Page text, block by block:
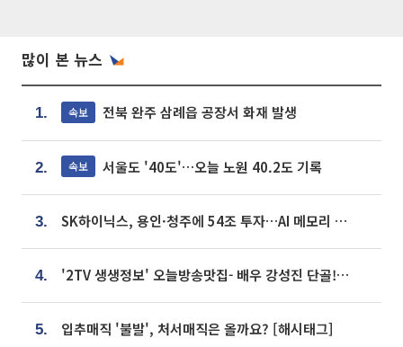
많이 본 뉴스
1. 속보 전북 완주 삼례읍 공장서 화재 발생
2. 속보 서울도 '40도'…오늘 노원 40.2도 기록
3. SK하이닉스, 용인·청주에 54조 투자…AI 메모리 생산기지 키운다
4. '2TV 생생정보' 오늘방송맛집- 배우 강성진 단골! 쌀국수ㆍ푸팟퐁 커리 맛집 '블○○○'
5. 입추매직 '불발', 처서매직은 올까요? [해시태그]